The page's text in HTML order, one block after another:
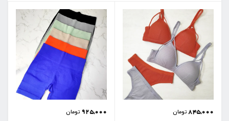
845,000تومان
925,000 تومان